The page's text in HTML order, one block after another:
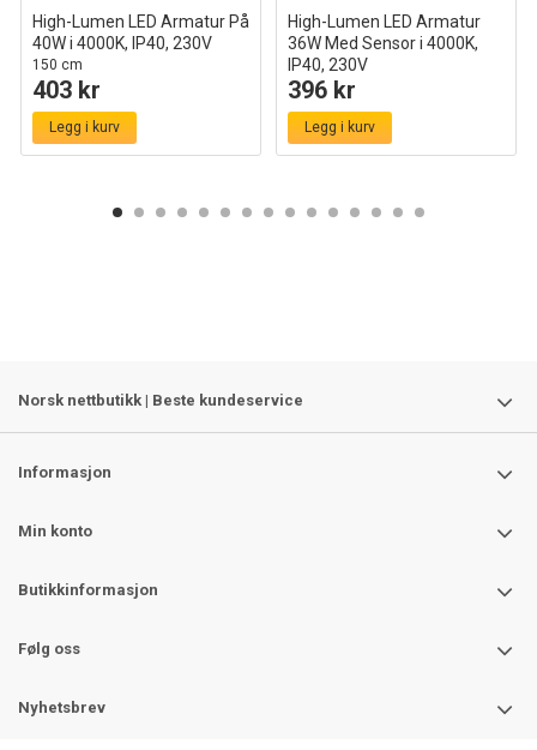
High-Lumen LED Armatur På
40W i 4000K, IP40, 230V
150 cm
403 kr
Legg i kurv
High-Lumen LED Armatur
36W Med Sensor i 4000K,
IP40, 230V
120cm
396 kr
Legg i kurv
Norsk nettbutikk | Beste kundeservice
Informasjon
Min konto
Butikkinformasjon
Følg oss
Nyhetsbrev